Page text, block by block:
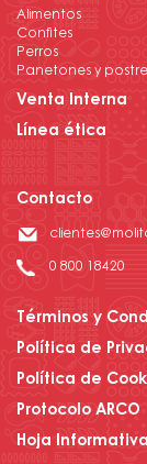
Alimentos
Confites
Perros
Panetones y
Venta Interna
Línea ética
Contacto
0 800 18420
Términos y
Política de
Política de
Protocolo ARCO
Hoja Informativa